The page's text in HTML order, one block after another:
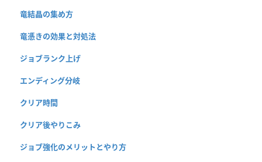
竜結晶の集め方
竜憑きの効果と対処法
ジョブランク上げ
エンディング分岐
クリア時間
クリア後やりこみ
ジョブ強化のメリットとやり方